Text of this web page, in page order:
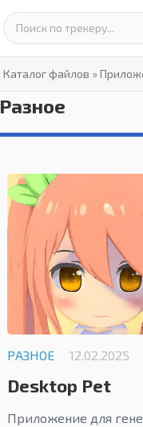
Каталог файлов »
Разное
РАЗНОЕ 12.02.2025
Desktop Pet
Приложение для